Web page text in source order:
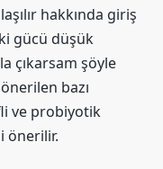
hakkında giriş
gücü düşük
çıkarsam şöyle
bazı
ve probiyotik
önerilir.